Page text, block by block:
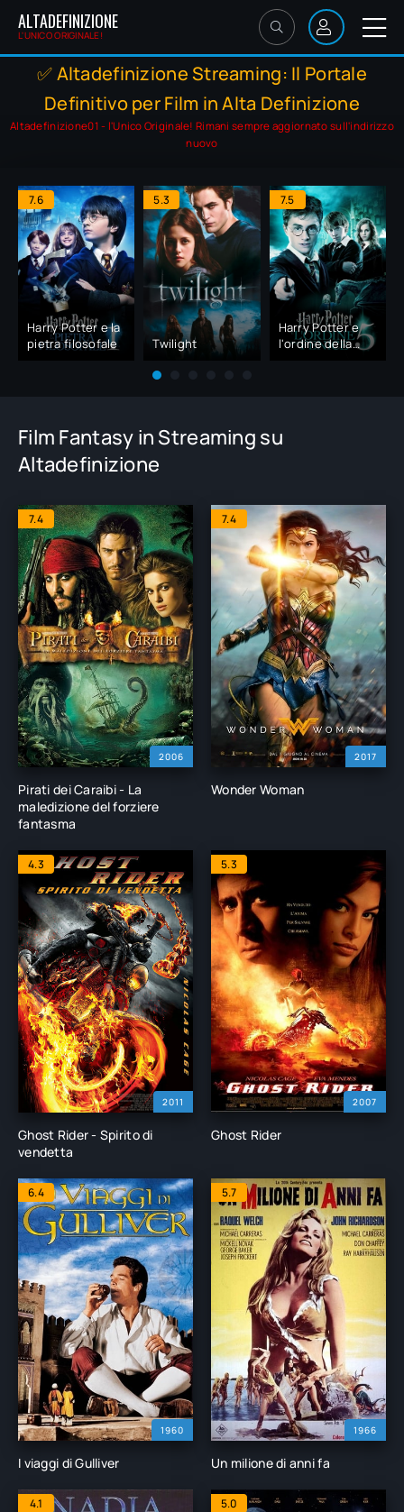
ALTADEFINIZIONE
L'UNICO ORIGINALE!
✅ Altadefinizione Streaming: Il Portale
Definitivo per Film in Alta Definizione
Altadefinizione01 - l'Unico Originale! Rimani sempre aggiornato sull'indirizzo
nuovo
7.6
Harry Potter e la
pietra filosofale
5.3
Twilight
7.5
Harry Potter e
l'ordine della
Film Fantasy in Streaming su
Altadefinizione
2006
7.4
Pirati dei Caraibi - La
maledizione del forziere
fantasma
2017
7.4
Wonder Woman
2011
4.3
Ghost Rider - Spirito di
vendetta
2007
5.3
Ghost Rider
1960
6.4
I viaggi di Gulliver
1966
5.7
Un milione di anni fa
4.1 5.0